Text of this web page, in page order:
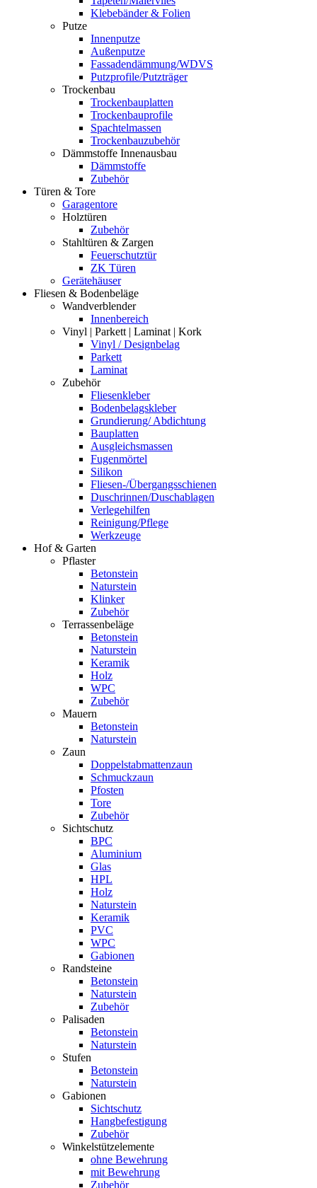
Klebebänder & Folien
Putze
Innenputze
Außenputze
Fassadendämmung/WDVS
Putzprofile/Putzträger
Trockenbau
Trockenbauplatten
Trockenbauprofile
Spachtelmassen
Trockenbauzubehör
Dämmstoffe Innenausbau
Dämmstoffe
Zubehör
Türen & Tore
Garagentore
Holztüren
Zubehör
Stahltüren & Zargen
Feuerschutztür
ZK Türen
Gerätehäuser
Fliesen & Bodenbeläge
Wandverblender
Innenbereich
Vinyl | Parkett | Laminat | Kork
Vinyl / Designbelag
Parkett
Laminat
Zubehör
Fliesenkleber
Bodenbelagskleber
Grundierung/ Abdichtung
Bauplatten
Ausgleichsmassen
Fugenmörtel
Silikon
Fliesen-/Übergangsschienen
Duschrinnen/Duschablagen
Verlegehilfen
Reinigung/Pflege
Werkzeuge
Hof & Garten
Pflaster
Betonstein
Naturstein
Klinker
Zubehör
Terrassenbeläge
Betonstein
Naturstein
Keramik
Holz
WPC
Zubehör
Mauern
Betonstein
Naturstein
Zaun
Doppelstabmattenzaun
Schmuckzaun
Pfosten
Tore
Zubehör
Sichtschutz
BPC
Aluminium
Glas
HPL
Holz
Naturstein
Keramik
PVC
WPC
Gabionen
Randsteine
Betonstein
Naturstein
Zubehör
Palisaden
Betonstein
Naturstein
Stufen
Betonstein
Naturstein
Gabionen
Sichtschutz
Hangbefestigung
Zubehör
Winkelstützelemente
ohne Bewehrung
mit Bewehrung
Zubehör